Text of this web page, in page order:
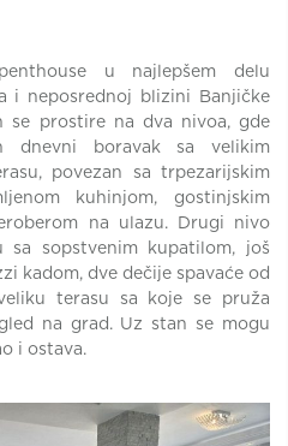
u najlepšem delu
i neposrednoj blizini Banjičke
se prostire na dva nivoa, gde
dnevni boravak sa velikim
povezan sa trpezarijskim
kuhinjom, gostinjskim
na ulazu. Drugi nivo
sa sopstvenim kupatilom, još
kadom, dve dečije spavaće od
terasu sa koje se pruža
na grad. Uz stan se mogu
i ostava.